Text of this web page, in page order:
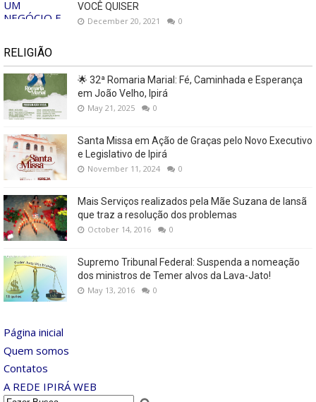
VOCÊ QUISER
December 20, 2021 0
RELIGIÃO
🌟 32ª Romaria Marial: Fé, Caminhada e Esperança
em João Velho, Ipirá
May 21, 2025 0
Santa Missa em Ação de Graças pelo Novo Executivo
e Legislativo de Ipirá
November 11, 2024 0
Mais Serviços realizados pela Mãe Suzana de Iansã
que traz a resolução dos problemas
October 14, 2016 0
Supremo Tribunal Federal: Suspenda a nomeação
dos ministros de Temer alvos da Lava-Jato!
May 13, 2016 0
Página inicial
Quem somos
Contatos
A REDE IPIRÁ WEB